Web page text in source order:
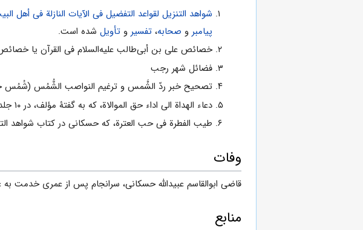
شواهد التنزیل لقواعد التفضیل فی الآیات النازلة فی أهل
پیامبر و صحابه، تفسیر و تأویلشده است.
خصائص علی بن أبی‌طالب‌ علیه‌السلام فی القرآن یا خصائص
فضائل شهر رجب
تصحیح خبر ردّ الشَّمس و ترغیم النواصب الشُّمُس
دعاء الهداة الى اداء حق الموالاة، که به گفتۀ مؤلف، در ۱۰ جلد و مشتمل بـر اسانید
طیب الفطرة فی حب العترة، که حسکانی در کتاب شواهد
وفات
قاضى ابوالقاسم عبیدالله حسکانى، سرانجام پس از عمرى خدمت به علوم و معارف
منابع